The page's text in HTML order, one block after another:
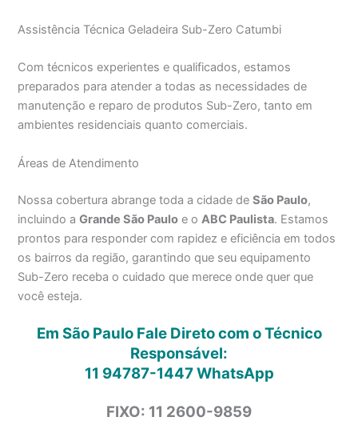
Assistência Técnica Geladeira Sub-Zero Catumbi
Com técnicos experientes e qualificados, estamos
preparados para atender a todas as necessidades de
manutenção e reparo de produtos Sub-Zero, tanto em
ambientes residenciais quanto comerciais.
Áreas de Atendimento
Nossa cobertura abrange toda a cidade deSão Paulo,
incluindo aGrande São Paulo e o ABC Paulista. Estamos
prontos para responder com rapidez e eficiência em todos
os bairros da região, garantindo que seu equipamento
Sub-Zero receba o cuidado que merece onde quer que
você esteja.
Em São Paulo Fale Direto com o Técnico
Responsável:
11 94787-1447WhatsApp
FIXO: 11 2600-9859